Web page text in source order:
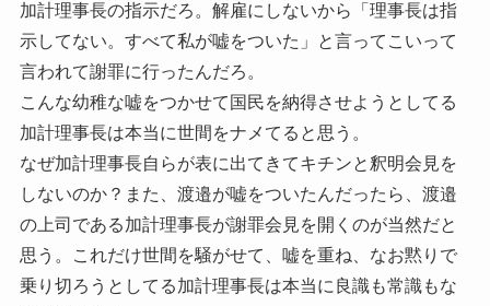
加計理事長の指示だろ。解雇にしないから「理事長は指
示してない。すべて私が嘘をついた」と言ってこいって
言われて謝罪に行ったんだろ。
こんな幼稚な嘘をつかせて国民を納得させようとしてる
加計理事長は本当に世間をナメてると思う。
なぜ加計理事長自らが表に出てきてキチンと釈明会見を
しないのか？また、渡邉が嘘をついたんだったら、渡邉
の上司である加計理事長が謝罪会見を開くのが当然だと
思う。これだけ世間を騒がせて、嘘を重ね、なお黙りで
乗り切ろうとしてる加計理事長は本当に良識も常識もな